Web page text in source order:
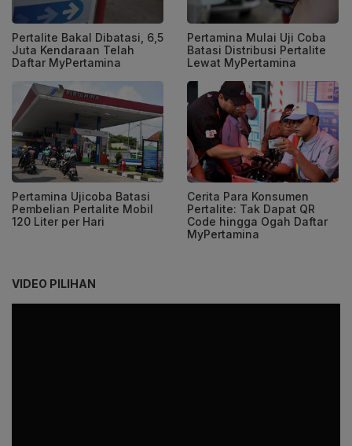
Pertalite Bakal Dibatasi, 6,5
Juta Kendaraan Telah
Daftar MyPertamina
Pertamina Mulai Uji Coba
Batasi Distribusi Pertalite
Lewat MyPertamina
Pertamina Ujicoba Batasi
Pembelian Pertalite Mobil
120 Liter per Hari
Cerita Para Konsumen
Pertalite: Tak Dapat QR
Code hingga Ogah Daftar
MyPertamina
VIDEO PILIHAN